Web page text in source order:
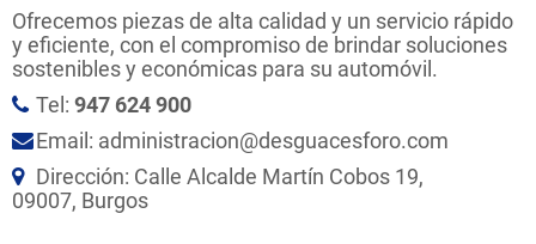
Ofrecemos piezas de alta calidad y un servicio rápido
y eficiente, con el compromiso de brindar soluciones
sostenibles y económicas para su automóvil.
Tel: 947 624 900
Email: administracion@desguacesforo.com
Dirección: Calle Alcalde Martín Cobos 19,
09007, Burgos